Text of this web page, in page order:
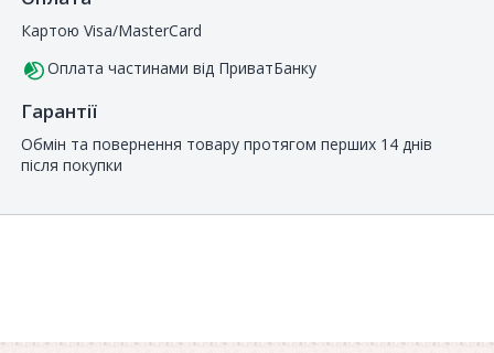
Картою Visa/MasterCard
Оплата частинами від ПриватБанку
Гарантії
Обмін та повернення товару протягом перших 14 днів
після покупки